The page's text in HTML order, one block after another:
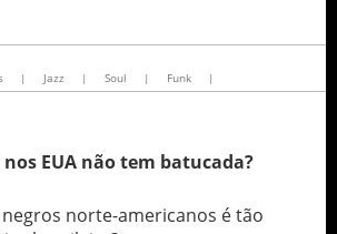
| Jazz | Soul | Funk |
nos EUA não tem batucada?
norte-americanos é tão